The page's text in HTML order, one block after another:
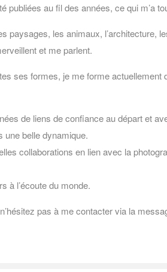
publiées au fil des années, ce qui m’a
paysages, les animaux,
et me parlent.
ses formes, je me forme
de liens de confiance au départ et
une belle dynamique.
collaborations en lien avec la
à l’écoute du monde.
pas à me contacter via la